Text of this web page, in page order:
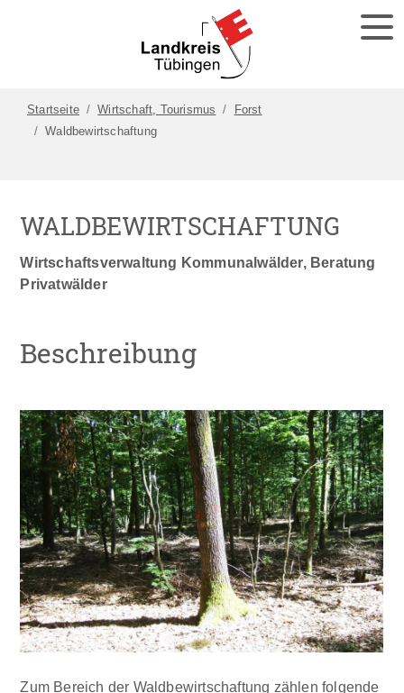
Startseite Wirtschaft, Tourismus
Forst
Waldbewirtschaftung
WALDBEWIRTSCHAFTUNG
Wirtschaftsverwaltung Kommunalwälder, Beratung
Privatwälder
Beschreibung
Zum Bereich der Waldbewirtschaftung zählen folgende